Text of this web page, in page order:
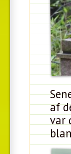
af
var